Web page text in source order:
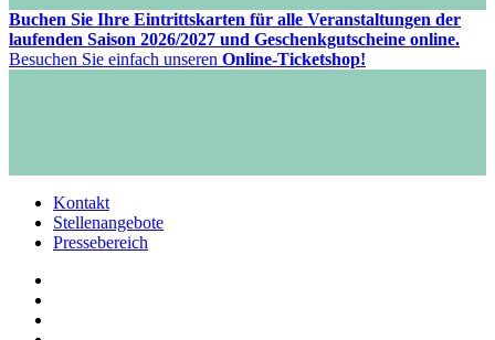
Buchen Sie Ihre Eintrittskarten für alle Veranstaltungen der
laufenden Saison 2026/2027 und Geschenkgutscheine online.
Besuchen Sie einfach unseren Online-Ticketshop!
Kontakt
Stellenangebote
Pressebereich